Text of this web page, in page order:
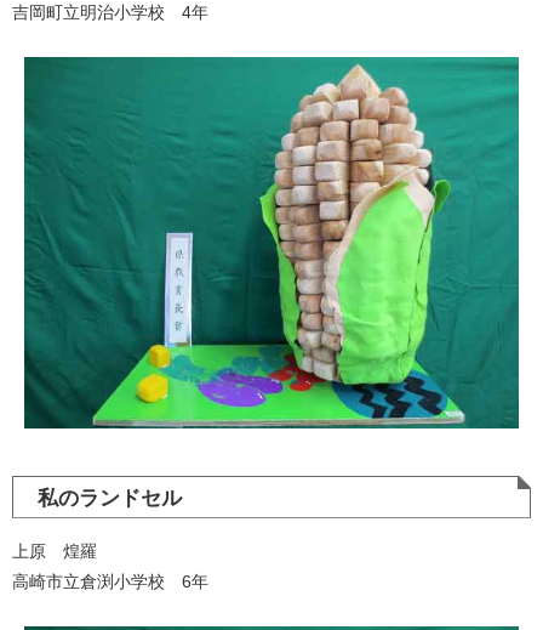
吉岡町立明治小学校 4年
私のランドセル
上原 煌羅
高崎市立倉渕小学校 6年